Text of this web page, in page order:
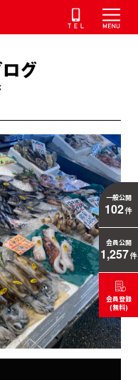
一般公開
102件
会員公開
1,257件
会員登録
(無料)